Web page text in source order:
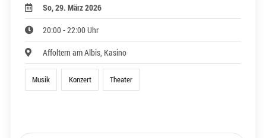
So, 29. März 2026
20:00 - 22:00 Uhr
Affoltern am Albis, Kasino
Musik Konzert Theater